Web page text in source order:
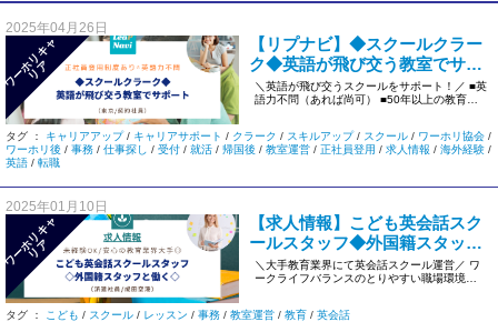
2025年04月26日
ワ
ー
ホ
リ
キ
ャ
リ
ア
【リプナビ】◆スクールクラー
ク◆英語が飛び交う教室でサポ
ート◎正社員登用あり＜東京/契
約社員＞ys02
＼英語が飛び交うスクールをサポート！／ ■英
語力不問（あれば尚可） ■50年以上の教育現
タグ ： キャリアアップ/ キャリアサポート / クラーク / スキルアップ/ スクール / ワーホリ協会 /
ワーホリ後 / 事務 / 仕事探し / 受付 / 就活 / 帰国後 / 教室運営 / 正社員登用 / 求人情報 / 海外経験 /
英語 / 転職
2025年01月10日
ワ
ー
ホ
リ
キ
ャ
リ
ア
【求人情報】こども英会話スク
ールスタッフ◆外国籍スタッフ
と働く◆未経験OK＜東京/契約社
員＞#1114
＼大手教育業界にて英会話スクール運営／ ワ
ークライフバランスのとりやすい職場環境！
タグ ：
こども / スクール / レッスン / 事務 / 教室運営 / 教育 / 英会話